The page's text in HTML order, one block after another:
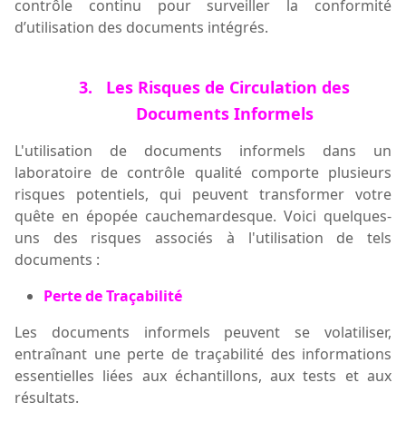
contrôle continu pour surveiller
la conformité
d’utilisation des documents intégrés.
3.
Les Risques de Circulation des
Documents Informels
L'utilisation de documents informels dans un
laboratoire de contrôle qualité comporte plusieurs
risques potentiels, qui peuvent transformer votre
quête en épopée cauchemardesque. Voici quelques-
uns des risques associés à l'utilisation de tels
documents :
Perte de Traçabilité
Les documents informels peuvent se volatiliser,
entraînant une perte de traçabilité des informations
essentielles liées aux échantillons, aux tests et aux
résultats.